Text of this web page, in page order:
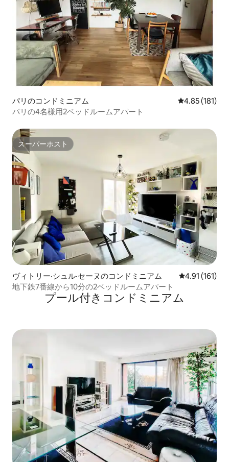
パリのコンドミニアム レビュー181
4.85 (181)
パリの4名様用2ベッドルームアパート
スーパーホスト
スーパーホスト
ヴィトリー·シュル·セーヌのコンドミニアム レビュー161
4.91 (161)
地下鉄7番線から10分の2ベッドルームアパート
プール付きコンドミニアム